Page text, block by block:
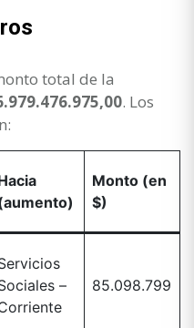
total de la
. Los
Monto (en
$)
–
85.098.799